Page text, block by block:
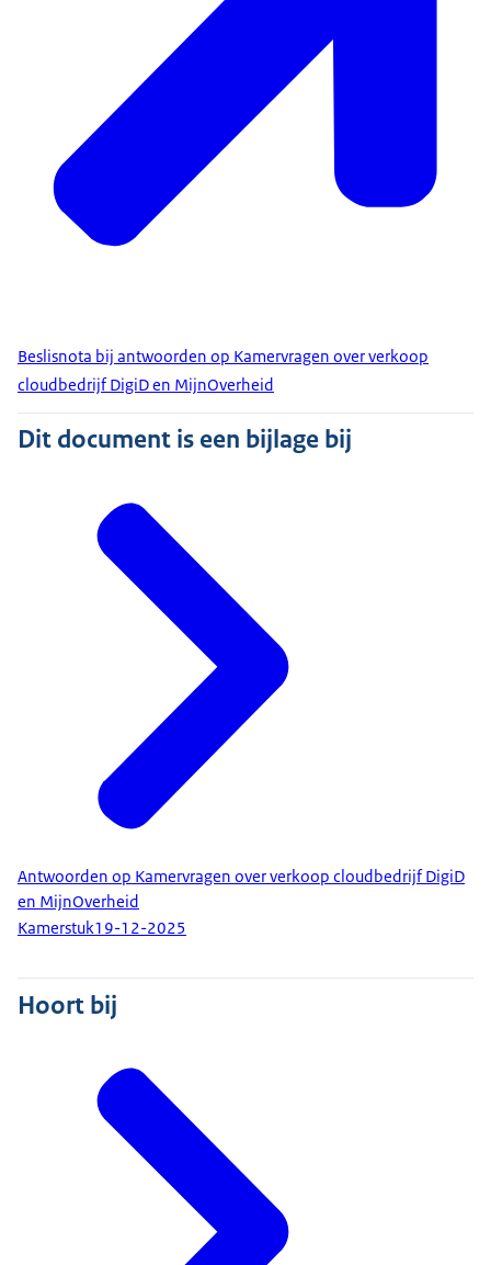
Beslisnota bij antwoorden op Kamervragen over verkoop
cloudbedrijf DigiD en MijnOverheid
Dit document is een bijlage bij
Antwoorden op Kamervragen over verkoop cloudbedrijf DigiD
en MijnOverheid
Kamerstuk19-12-2025
Hoort bij